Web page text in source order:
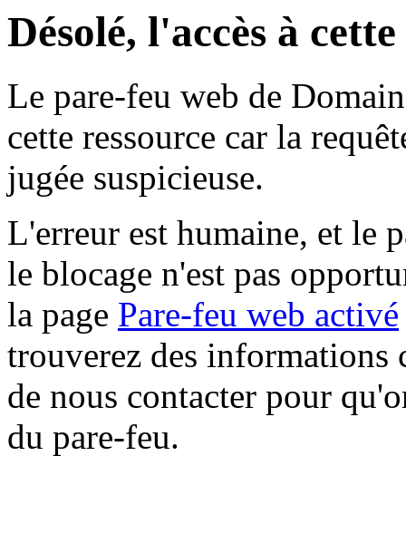
Désolé, l'accès à
Le pare-feu web de
cette ressource car la
jugée suspicieuse.
L'erreur est humaine, et le
le blocage n'est pas
la page Pare-feu web activé
trouverez des informations
de nous contacter pour
du pare-feu.